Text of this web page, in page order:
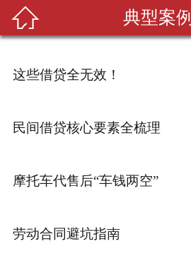
 典型案例
这些借贷全无效！
民间借贷核心要素全梳理
摩托车代售后“车钱两空”
劳动合同避坑指南